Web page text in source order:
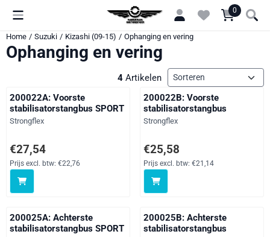
Cookievoorkeuren zijn momenteel gesloten. 0
Home / Suzuki / Kizashi (09-15) / Ophanging en vering
Ophanging en vering
4 Artikelen Sorteermethode
200022A: Voorste
stabilisatorstangbus SPORT
Merk:
Strongflex
Prijs: 27,54, exclusief btw: 22,76
€27,54
Prijs excl. btw: €22,76
200022B: Voorste
stabilisatorstangbus
Merk:
Strongflex
Prijs: 25,58, exclusief btw: 21,14
€25,58
Prijs excl. btw: €21,14
200025A: Achterste
stabilisatorstangbus SPORT
200025B: Achterste
stabilisatorstangbus